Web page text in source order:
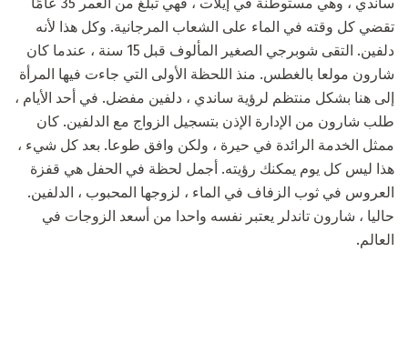
تقضي كل وقته في الماء على الشعاب المرجانية. وكل هذا لأنه
دلفين. التقى شوبرجي الصغير المألوف قبل 15 سنة ، عندما كان
شارون مولعا بالغطس. منذ اللحظة الأولى التي جاءت فيها المرأة
إلى هنا بشكل منتظم لرؤية ساندي ، دلفين مفضل. في أحد الأيام ،
طلب شارون من الإدارة الإذن بتسجيل الزواج مع الدلفين. كان
ممثل الخدمة الرائدة في حيرة ، ولكن وافق طوعا. بعد كل شيء ،
هذا ليس كل يوم يمكنك رؤيته. أجمل لحظة في الحفل هي قفزة
العروس في ثوب الزفاف في الماء ، لزوجها المحبوب ، الدلفين.
حاليا ، شارون تاندلر يعتبر نفسه واحدا من أسعد الزوجات في
العالم.